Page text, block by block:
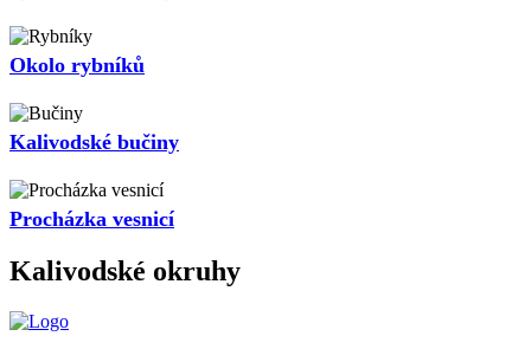
Okolo rybníků
Kalivodské bučiny
Procházka vesnicí
Kalivodské okruhy